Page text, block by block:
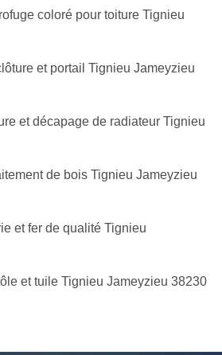
coloré pour toiture Tignieu
et portail Tignieu Jameyzieu
et décapage de radiateur Tignieu
de bois Tignieu Jameyzieu
et fer de qualité Tignieu
et tuile Tignieu Jameyzieu 38230